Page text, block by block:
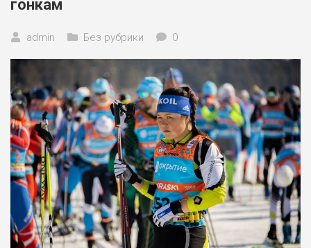
Отделение спортивного ориентирования
ФИНАНСОВО-ХОЗЯЙСТВЕННАЯ ЧАСТЬ
МАТЕРИАЛЬНО-ТЕХНИЧЕСКОЕ
ОБЕСПЕЧЕНИЕ И ОСНАЩЕННОСТЬ
ОБРАЗОВАТЕЛЬНОГО ПРОЦЕССА
ВАКАНСИИ
Документы
Учредительные документы
Федеральные стандарты спортивной подготовки
Контакты
гонкам
admin Без рубрики 0